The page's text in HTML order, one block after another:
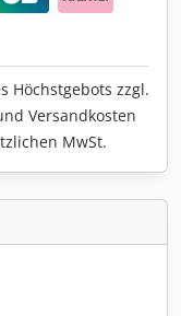
Höchstgebots zzgl.
Versandkosten
MwSt.